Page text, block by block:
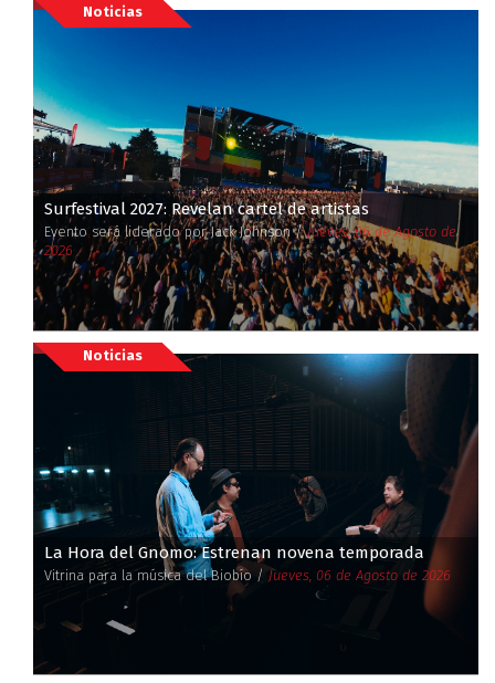
Noticias
Surfestival 2027: Revelan cartel de artistas
Evento será liderado por Jack Johnson /Jueves, 06 de Agosto de
2026
Noticias
La Hora del Gnomo: Estrenan novena temporada
Vitrina para la música del Biobío /Jueves, 06 de Agosto de 2026